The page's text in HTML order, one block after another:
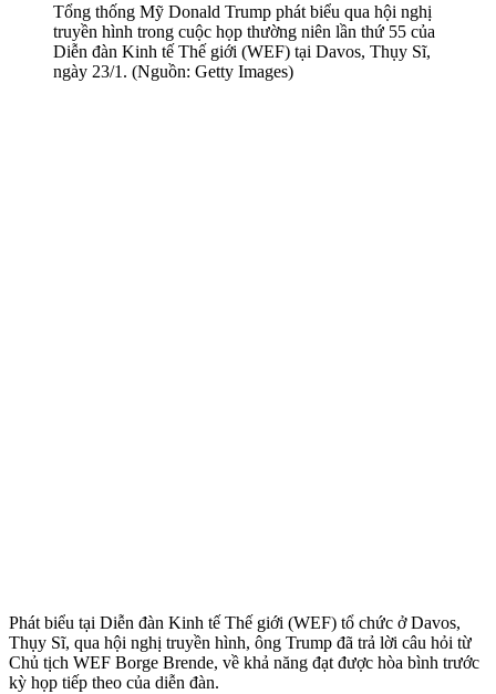
Tổng thống Mỹ Donald Trump phát biểu qua hội nghị
truyền hình trong cuộc họp thường niên lần thứ 55 của
Diễn đàn Kinh tế Thế giới (WEF) tại Davos, Thụy Sĩ,
ngày 23/1. (Nguồn: Getty Images)
Phát biểu tại Diễn đàn Kinh tế Thế giới (WEF) tổ chức ở Davos,
Thụy Sĩ, qua hội nghị truyền hình, ông Trump đã trả lời câu hỏi từ
Chủ tịch WEF Borge Brende, về khả năng đạt được hòa bình trước
kỳ họp tiếp theo của diễn đàn.